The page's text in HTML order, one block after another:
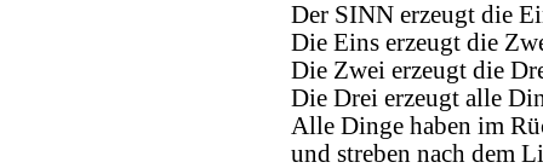
Der SINN erzeugt die
Die Eins erzeugt die
Die Zwei erzeugt die
Die Drei erzeugt alle
Alle Dinge haben im
und streben nach dem